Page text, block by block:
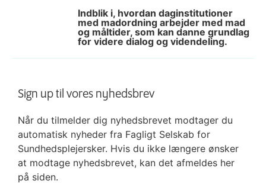
Indblik i, hvordan daginstitutioner
med madordning arbejder med mad
og måltider, som kan danne grundlag
for videre dialog og videndeling.
Sign up til vores nyhedsbrev
Når du tilmelder dig nyhedsbrevet modtager du
automatisk nyheder fra Fagligt Selskab for
Sundhedsplejersker. Hvis du ikke længere ønsker
at modtage nyhedsbrevet, kan det afmeldes her
på siden.